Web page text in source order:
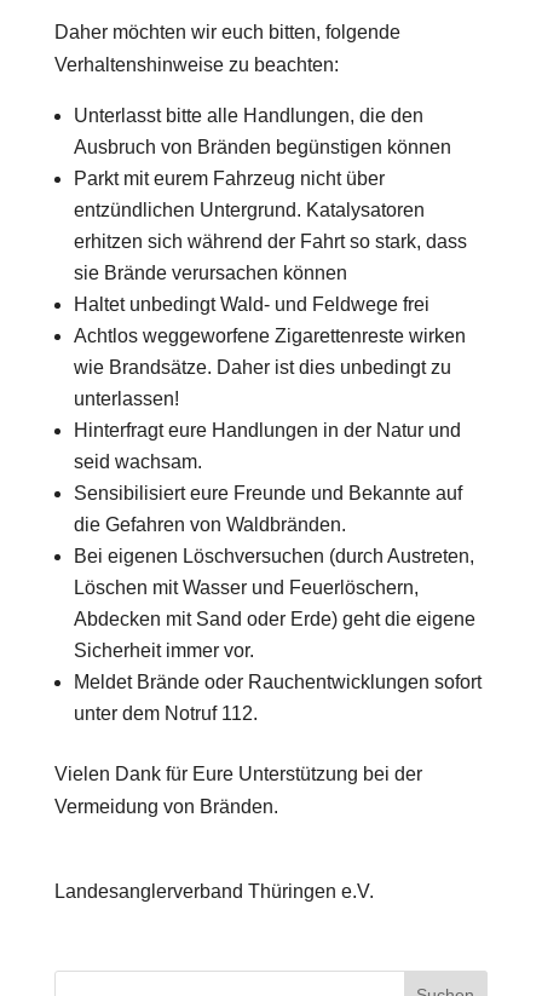
Daher möchten wir euch bitten, folgende
Verhaltenshinweise zu beachten:
Unterlasst bitte alle Handlungen, die den
Ausbruch von Bränden begünstigen können
Parkt mit eurem Fahrzeug nicht über
entzündlichen Untergrund. Katalysatoren
erhitzen sich während der Fahrt so stark, dass
sie Brände verursachen können
Haltet unbedingt Wald- und Feldwege frei
Achtlos weggeworfene Zigarettenreste wirken
wie Brandsätze. Daher ist dies unbedingt zu
unterlassen!
Hinterfragt eure Handlungen in der Natur und
seid wachsam.
Sensibilisiert eure Freunde und Bekannte auf
die Gefahren von Waldbränden.
Bei eigenen Löschversuchen (durch Austreten,
Löschen mit Wasser und Feuerlöschern,
Abdecken mit Sand oder Erde) geht die eigene
Sicherheit immer vor.
Meldet Brände oder Rauchentwicklungen sofort
unter dem Notruf 112.
Vielen Dank für Eure Unterstützung bei der
Vermeidung von Bränden.
Landesanglerverband Thüringen e.V.